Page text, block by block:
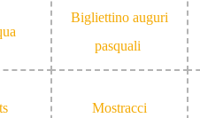
Bigliettino auguri
pasquali
Mostracci